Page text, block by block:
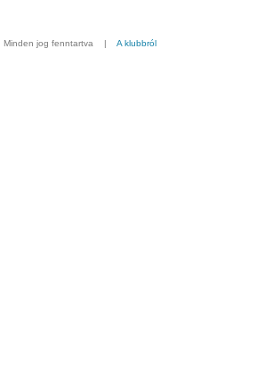
Minden jog fenntartva | A klubbról